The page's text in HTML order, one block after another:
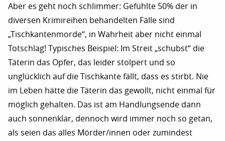
Aber es geht noch schlimmer: Gefühlte 50% der in
diversen Krimireihen behandelten Fälle sind
„Tischkantenmorde“, in Wahrheit aber nicht einmal
Totschlag! Typisches Beispiel: Im Streit „schubst“ die
Täterin das Opfer, das leider stolpert und so
unglücklich auf die Tischkante fällt, dass es stirbt. Nie
im Leben hätte die Täterin das gewollt, nicht einmal für
möglich gehalten. Das ist am Handlungsende dann
auch sonnenklar, dennoch wird immer noch so getan,
als seien das alles Mörder/innen oder zumindest